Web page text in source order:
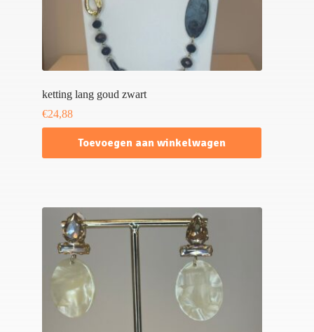
ketting lang goud zwart
€24,88
Toevoegen aan winkelwagen